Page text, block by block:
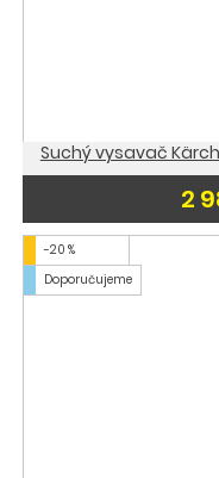
Suchý vysavač
2
-20 %
Doporučujeme